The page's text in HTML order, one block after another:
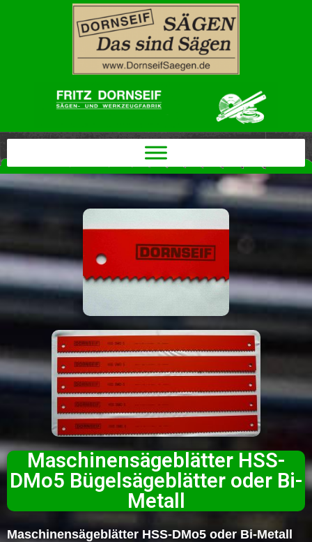
Maschinensägeblätter HSS-
DMo5 Bügelsägeblätter oder Bi-
Metall
Maschinensägeblätter HSS-DMo5 oder Bi-Metall